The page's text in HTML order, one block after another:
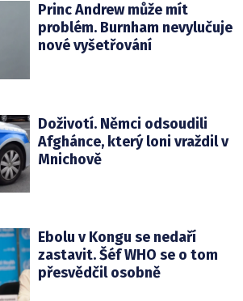
Princ Andrew může mít
problém. Burnham nevylučuje
nové vyšetřování
Doživotí. Němci odsoudili
Afghánce, který loni vraždil v
Mnichově
Ebolu v Kongu se nedaří
zastavit. Šéf WHO se o tom
přesvědčil osobně